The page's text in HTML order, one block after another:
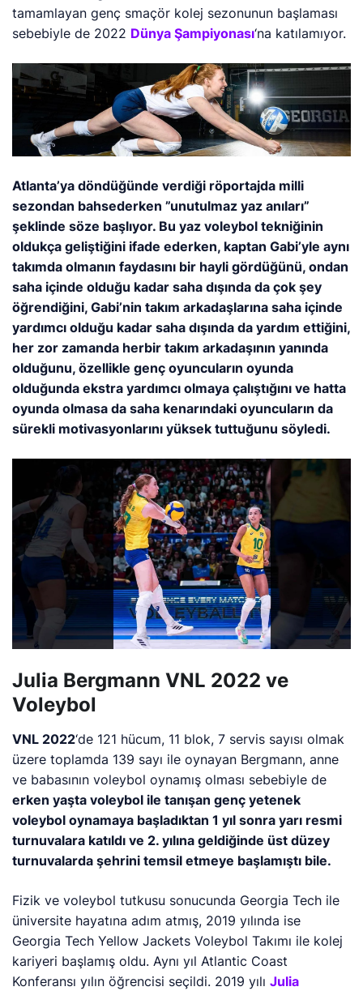
tamamlayan genç smaçör kolej sezonunun başlaması
sebebiyle de 2022 Dünya Şampiyonası‘na katılamıyor.
Atlanta’ya döndüğünde verdiği röportajda milli
sezondan bahsederken ”unutulmaz yaz anıları”
şeklinde söze başlıyor. Bu yaz voleybol tekniğinin
oldukça geliştiğini ifade ederken, kaptan Gabi’yle aynı
takımda olmanın faydasını bir hayli gördüğünü, ondan
saha içinde olduğu kadar saha dışında da çok şey
öğrendiğini, Gabi’nin takım arkadaşlarına saha içinde
yardımcı olduğu kadar saha dışında da yardım ettiğini,
her zor zamanda herbir takım arkadaşının yanında
olduğunu, özellikle genç oyuncuların oyunda
olduğunda ekstra yardımcı olmaya çalıştığını ve hatta
oyunda olmasa da saha kenarındaki oyuncuların da
sürekli motivasyonlarını yüksek tuttuğunu söyledi.
Julia Bergmann VNL 2022 ve
Voleybol
VNL 2022‘de 121 hücum, 11 blok, 7 servis sayısı olmak
üzere toplamda 139 sayı ile oynayan Bergmann, anne
ve babasının voleybol oynamış olması sebebiyle de
erken yaşta voleybol ile tanışan genç yetenek
voleybol oynamaya başladıktan 1 yıl sonra yarı resmi
turnuvalara katıldı ve 2. yılına geldiğinde üst düzey
turnuvalarda şehrini temsil etmeye başlamıştı bile.
Fizik ve voleybol tutkusu sonucunda Georgia Tech ile
üniversite hayatına adım atmış, 2019 yılında ise
Georgia Tech Yellow Jackets Voleybol Takımı ile kolej
kariyeri başlamış oldu. Aynı yıl Atlantic Coast
Konferansı yılın öğrencisi seçildi. 2019 yılıJulia